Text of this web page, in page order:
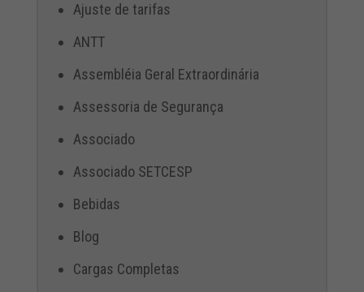
Ajuste de tarifas
ANTT
Assembléia Geral Extraordinária
Assessoria de Segurança
Associado
Associado SETCESP
Bebidas
Blog
Cargas Completas